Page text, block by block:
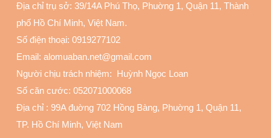
Địa chỉ trụ sở: 39/14A Phú Thọ, Phuờng 1, Quận 11, Thành
phố Hồ Chí Minh, Việt Nam.
Số điện thoại: 0919277102
Email: alomuaban.net@gmail.com
Người chịu trách nhiệm: Huỳnh Ngọc Loan
Số căn cước: 052071000068
Địa chỉ : 99A đuờng 702 Hồng Bàng, Phuờng 1, Quận 11,
TP. Hồ Chí Minh, Việt Nam